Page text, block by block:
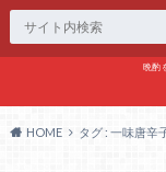
晩酌
HOME タグ : 一味唐辛